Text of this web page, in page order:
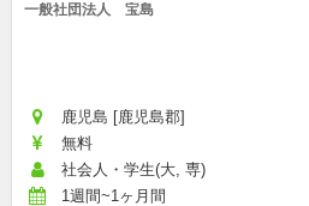
一般社団法人　宝島
鹿児島 [鹿児島郡]
無料
社会人・学生(大, 専)
1週間~1ヶ月間